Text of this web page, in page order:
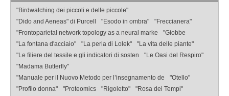
"Birdwatching dei piccoli e delle piccole"
"Dido and Aeneas" di Purcell
"Esodo in ombra"
"Freccianera"
"Frontoparietal network topology as a neural marke
"Giobbe
"La fontana d'acciaio"
"La perla di Lolek"
"La vita delle piante"
"Le filiere del tessile e gli indicatori di sosten
"Le Oasi del Respiro"
"Madama Butterfly"
"Manuale per il Nuovo Metodo per l’insegnamento de
"Otello"
"Profilo donna"
"Proteomics "Rigoletto"
"Rosa dei Tempi"